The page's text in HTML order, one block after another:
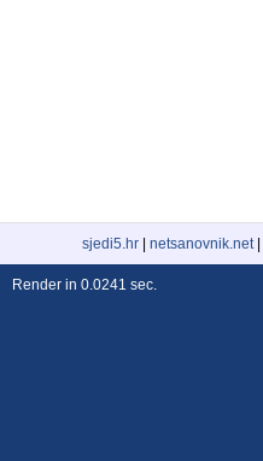
sjedi5.hr netsanovnik.net|
Render in 0.0241 sec.